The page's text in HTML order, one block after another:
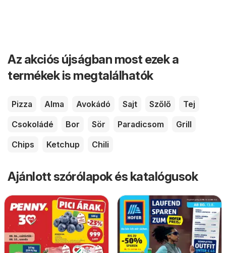
Az akciós újságban most ezek a
termékek is megtalálhatók
Pizza Alma Avokádó Sajt Szőlő
Tej
Csokoládé
Bor Sör Paradicsom
Grill
Chips
Ketchup Chili
Ajánlott szórólapok és katalógusok